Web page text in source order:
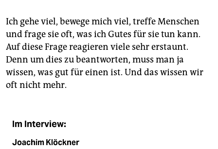
Ich gehe viel, bewege mich viel, treffe Menschen
und frage sie oft, was ich Gutes für sie tun kann.
Auf diese Frage reagieren viele sehr erstaunt.
Denn um dies zu beantworten, muss man ja
wissen, was gut für einen ist. Und das wissen wir
oft nicht mehr.
Im Interview:
Joachim Klöckner